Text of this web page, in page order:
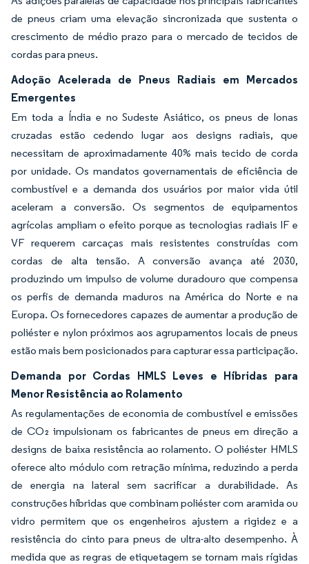
de pneus criam uma elevação sincronizada que sustenta o
crescimento de médio prazo para o mercado de tecidos de
cordas para pneus.
Adoção Acelerada de Pneus Radiais em Mercados
Emergentes
Em toda a Índia e no Sudeste Asiático, os pneus de lonas
cruzadas estão cedendo lugar aos designs radiais, que
necessitam de aproximadamente 40% mais tecido de corda
por unidade. Os mandatos governamentais de eficiência de
combustível e a demanda dos usuários por maior vida útil
aceleram a conversão. Os segmentos de equipamentos
agrícolas ampliam o efeito porque as tecnologias radiais IF e
VF requerem carcaças mais resistentes construídas com
cordas de alta tensão. A conversão avança até 2030,
produzindo um impulso de volume duradouro que compensa
os perfis de demanda maduros na América do Norte e na
Europa. Os fornecedores capazes de aumentar a produção de
poliéster e nylon próximos aos agrupamentos locais de pneus
estão mais bem posicionados para capturar essa participação.
Demanda por Cordas HMLS Leves e Híbridas para
Menor Resistência ao Rolamento
As regulamentações de economia de combustível e emissões
de CO₂ impulsionam os fabricantes de pneus em direção a
designs de baixa resistência ao rolamento. O poliéster HMLS
oferece alto módulo com retração mínima, reduzindo a perda
de energia na lateral sem sacrificar a durabilidade. As
construções híbridas que combinam poliéster com aramida ou
vidro permitem que os engenheiros ajustem a rigidez e a
resistência do cinto para pneus de ultra-alto desempenho. À
medida que as regras de etiquetagem se tornam mais rígidas